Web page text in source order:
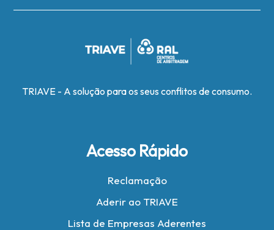
TRIAVE - A solução para os seus conflitos de consumo.
Acesso Rápido
Reclamação
Aderir ao TRIAVE
Lista de Empresas Aderentes